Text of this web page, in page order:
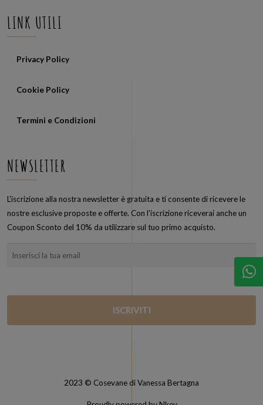
LINK UTILI
Privacy Policy
Cookie Policy
Termini e Condizioni
NEWSLETTER
L'iscrizione alla nostra newsletter è gratuita e ti consente di ricevere le
nostre esclusive proposte e offerte. Con l'iscrizione riceverai anche un
Coupon Sconto del 10% da utilizzare sul tuo primo acquisto.
2023 © Cosevane di Vanessa Bertagna